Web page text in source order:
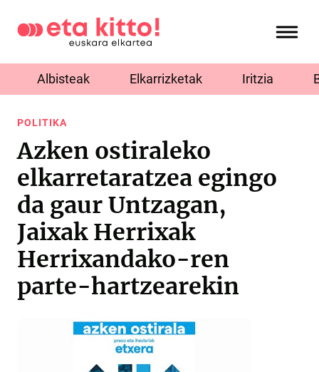
Albisteak Elkarrizketak Iritzia
POLITIKA
Azken ostiraleko
elkarretaratzea egingo
da gaur Untzagan,
Jaixak Herrixak
Herrixandako-ren
parte-hartzearekin